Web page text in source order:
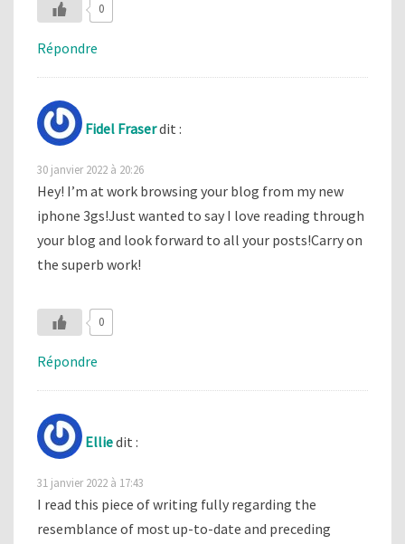
0
Répondre
Fidel Fraserdit :
30 janvier 2022 à 20:26
Hey! I’m at work browsing your blog from my new
iphone 3gs!Just wanted to say I love reading through
your blog and look forward to all your posts!Carry on
the superb work!
0
Répondre
Elliedit :
31 janvier 2022 à 17:43
I read this piece of writing fully regarding the
resemblance of most up-to-date and preceding